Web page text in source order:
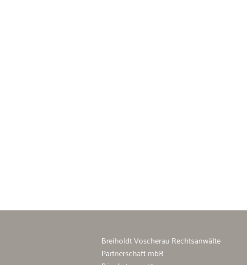
Breiholdt Voscherau Rechtsanwälte
Partnerschaft mbB